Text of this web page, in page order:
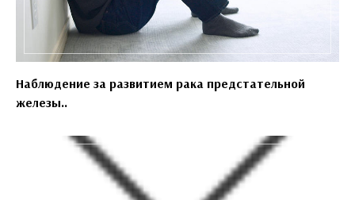
Наблюдение за развитием рака предстательной
железы..